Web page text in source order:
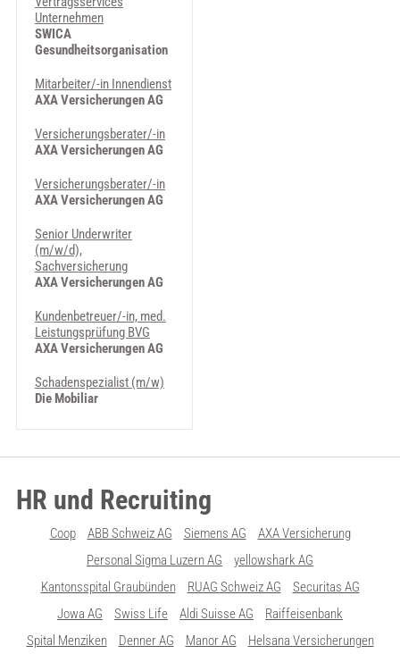
Unternehmen
SWICA
Gesundheitsorganisation
Mitarbeiter/-in Innendienst
AXA Versicherungen AG
Versicherungsberater/-in
AXA Versicherungen AG
Versicherungsberater/-in
AXA Versicherungen AG
Senior Underwriter
(m/w/d),
Sachversicherung
AXA Versicherungen AG
Kundenbetreuer/-in, med.
Leistungsprüfung BVG
AXA Versicherungen AG
Schadenspezialist (m/w)
Die Mobiliar
HR und Recruiting
Coop ABB Schweiz AG Siemens AG
AXA Versicherung
Personal Sigma Luzern AG
yellowshark AG
Kantonsspital Graubünden
RUAG Schweiz AG
Securitas AG
Jowa AG
Swiss Life Aldi Suisse AG
Raiffeisenbank
Spital Menziken
Denner AG Manor AG Helsana Versicherungen